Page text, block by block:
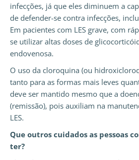
infecções, já que eles diminuem a
de defender-se contra infecções,
Em pacientes com LES grave, com
se utilizar altas doses de
endovenosa.
O uso da cloroquina (ou
tanto para as formas mais leves
deve ser mantido mesmo que a
(remissão), pois auxiliam na
LES.
Que outros cuidados as pessoas
ter?